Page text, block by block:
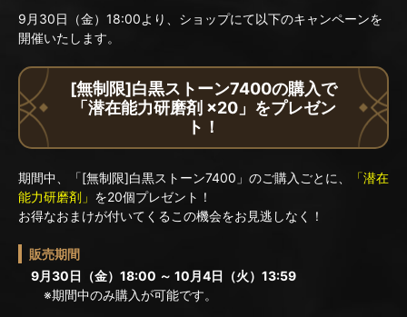
9月30日（金）18:00より、ショップにて以下のキャンペーンを
開催いたします。
[無制限]白黒ストーン7400の購入で
「潜在能力研磨剤 ×20」をプレゼン
ト！
期間中、「[無制限]白黒ストーン7400」のご購入ごとに、
「潜在
能力研磨剤」 を20個プレゼント！
お得なおまけが付いてくるこの機会をお見逃しなく！
販売期間
9月30日（金）18:00 ～ 10月4日（火）13:59
※期間中のみ購入が可能です。